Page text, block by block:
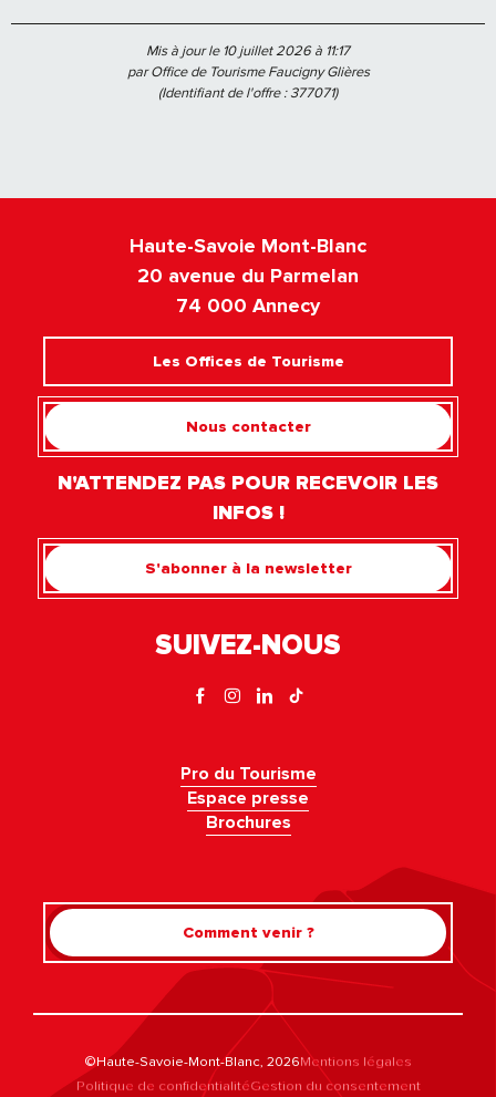
Mis à jour le 10 juillet 2026 à 11:17
par Office de Tourisme Faucigny Glières
(Identifiant de l'offre :377071)
Haute-Savoie Mont-Blanc
20 avenue du Parmelan
74 000 Annecy
Les Offices de Tourisme
Nous contacter
N'ATTENDEZ PAS POUR RECEVOIR LES
INFOS !
S'abonner à la newsletter
SUIVEZ-NOUS
Pro du Tourisme
Espace presse
Brochures
Comment venir ?
©Haute-Savoie-Mont-Blanc, 2026Mentions légales
Politique de confidentialitéGestion du consentement